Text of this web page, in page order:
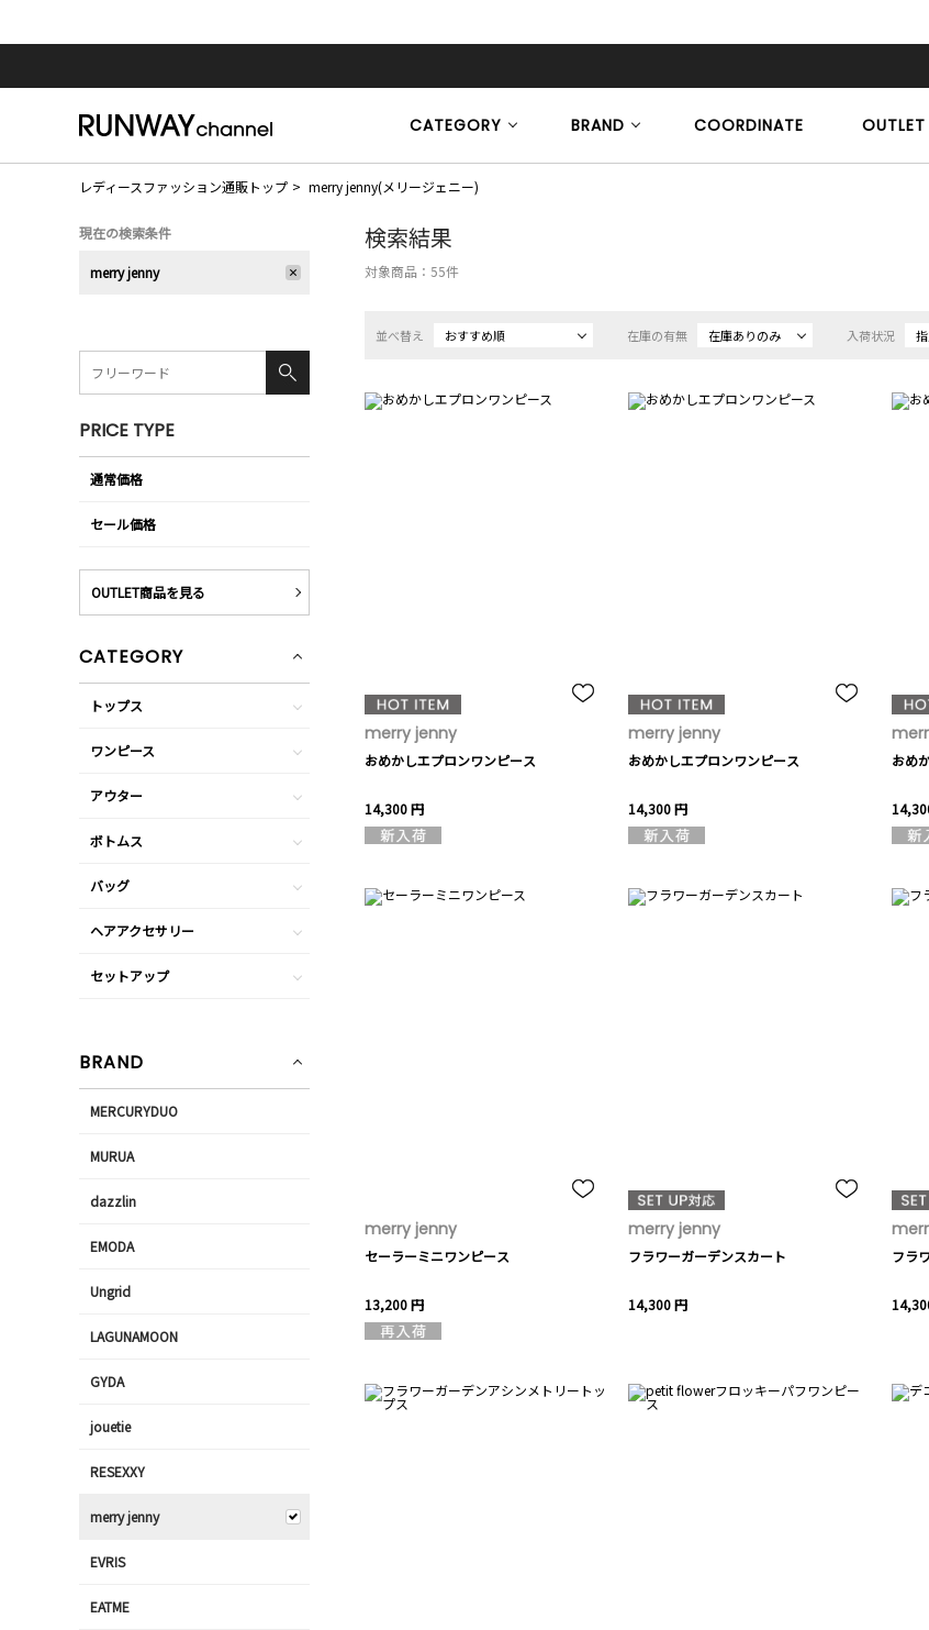
CATEGORY BRAND COORDINATE OUTLET
レディースファッション通販トップ merry jenny(メリージェニー)
検索結果
対象商品： 55件
並べ替え おすすめ順 在庫の有無 在庫ありのみ 入荷状況
merry jenny
おめかしエプロンワンピース
14,300 円
merry jenny
おめかしエプロンワンピース
14,300 円
おめ
merry jenny
セーラーミニワンピース
13,200 円
merry jenny
フラワーガーデンスカート
14,300 円
フラ
現在の検索条件
merry jenny
PRICE TYPE
通常価格
セール価格
OUTLET商品を見る
CATEGORY
トップス
ワンピース
アウター
ボトムス
バッグ
ヘアアクセサリー
セットアップ
BRAND
MERCURYDUO
MURUA
dazzlin
EMODA
Ungrid
LAGUNAMOON
GYDA
jouetie
RESEXXY
merry jenny
EVRIS
EATME